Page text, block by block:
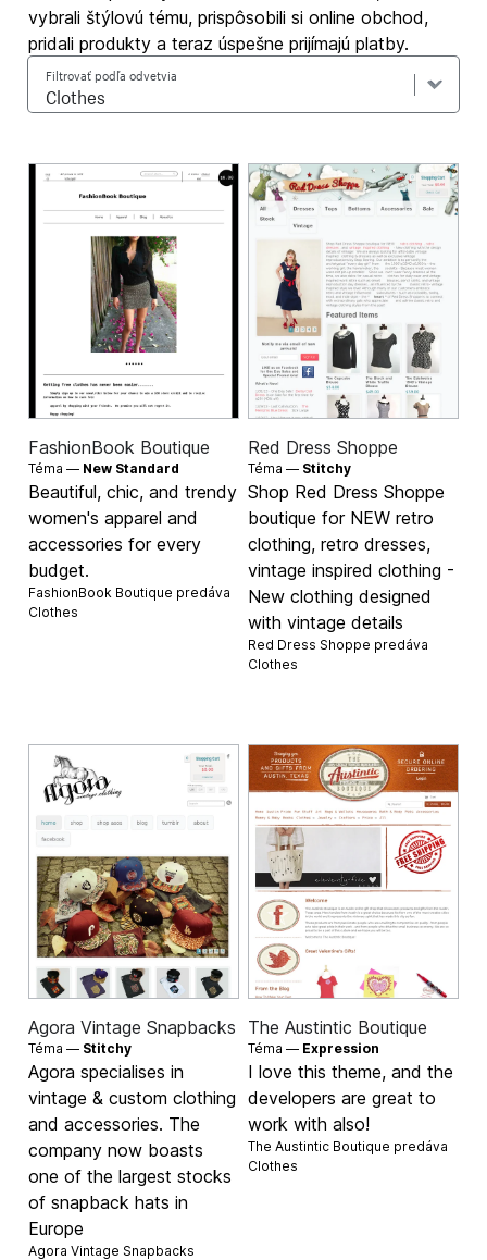
vybrali štýlovú tému, prispôsobili si online obchod,
pridali produkty a teraz úspešne prijímajú platby.
Filtrovať podľa odvetvia
FashionBook Boutique
Téma — New Standard
Beautiful, chic, and trendy
women's apparel and
accessories for every
budget.
FashionBook Boutique predáva
Clothes
Red Dress Shoppe
Téma — Stitchy
Shop Red Dress Shoppe
boutique for NEW retro
clothing, retro dresses,
vintage inspired clothing -
New clothing designed
with vintage details
Red Dress Shoppe predáva
Clothes
Agora Vintage Snapbacks
Téma — Stitchy
Agora specialises in
vintage & custom clothing
and accessories. The
company now boasts
one of the largest stocks
of snapback hats in
Europe
Agora Vintage Snapbacks
The Austintic Boutique
Téma — Expression
I love this theme, and the
developers are great to
work with also!
The Austintic Boutique predáva
Clothes